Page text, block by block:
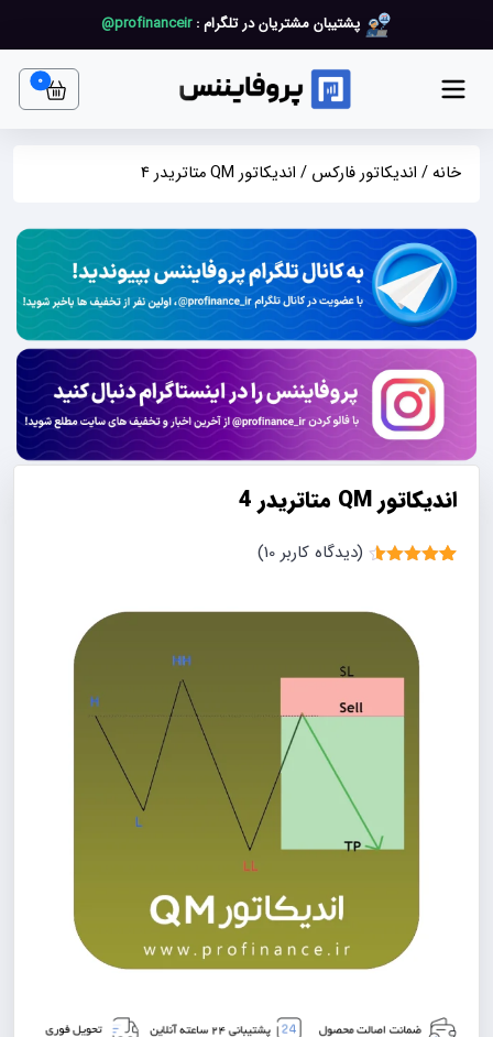
پشتیبان مشتریان در تلگرام :profinanceir@
0
item
خانه/ اندیکاتور فارکس / اندیکاتور QM متاتریدر 4
اندیکاتور QM متاتریدر 4
(دیدگاه کاربر 10
)